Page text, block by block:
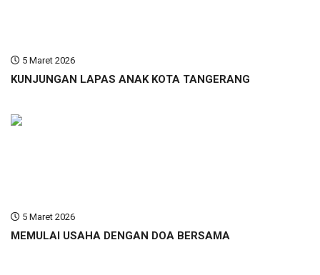
5 Maret 2026
KUNJUNGAN LAPAS ANAK KOTA TANGERANG
5 Maret 2026
MEMULAI USAHA DENGAN DOA BERSAMA